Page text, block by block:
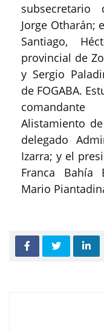
subsecretario
Jorge Otharán;
Santiago,
provincial de
y Sergio
de FOGABA.
Alistamiento
delegado
Izarra; y el
Franca Bahía
Mario